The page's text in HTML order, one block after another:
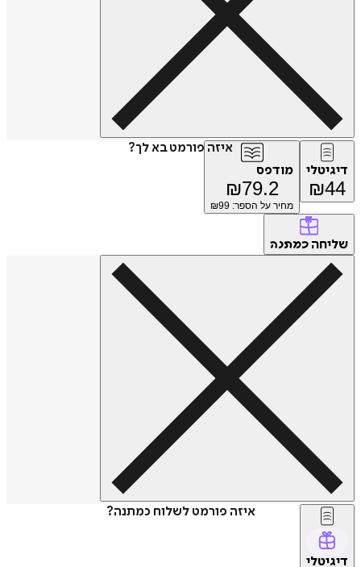
איזה פורמט בא לך?
דיגיטלי
₪44
מודפס
₪79.2
מחיר על הספר: ₪ 99
שליחה כמתנה
איזה פורמט לשלוח כמתנה?
דיגיטלי